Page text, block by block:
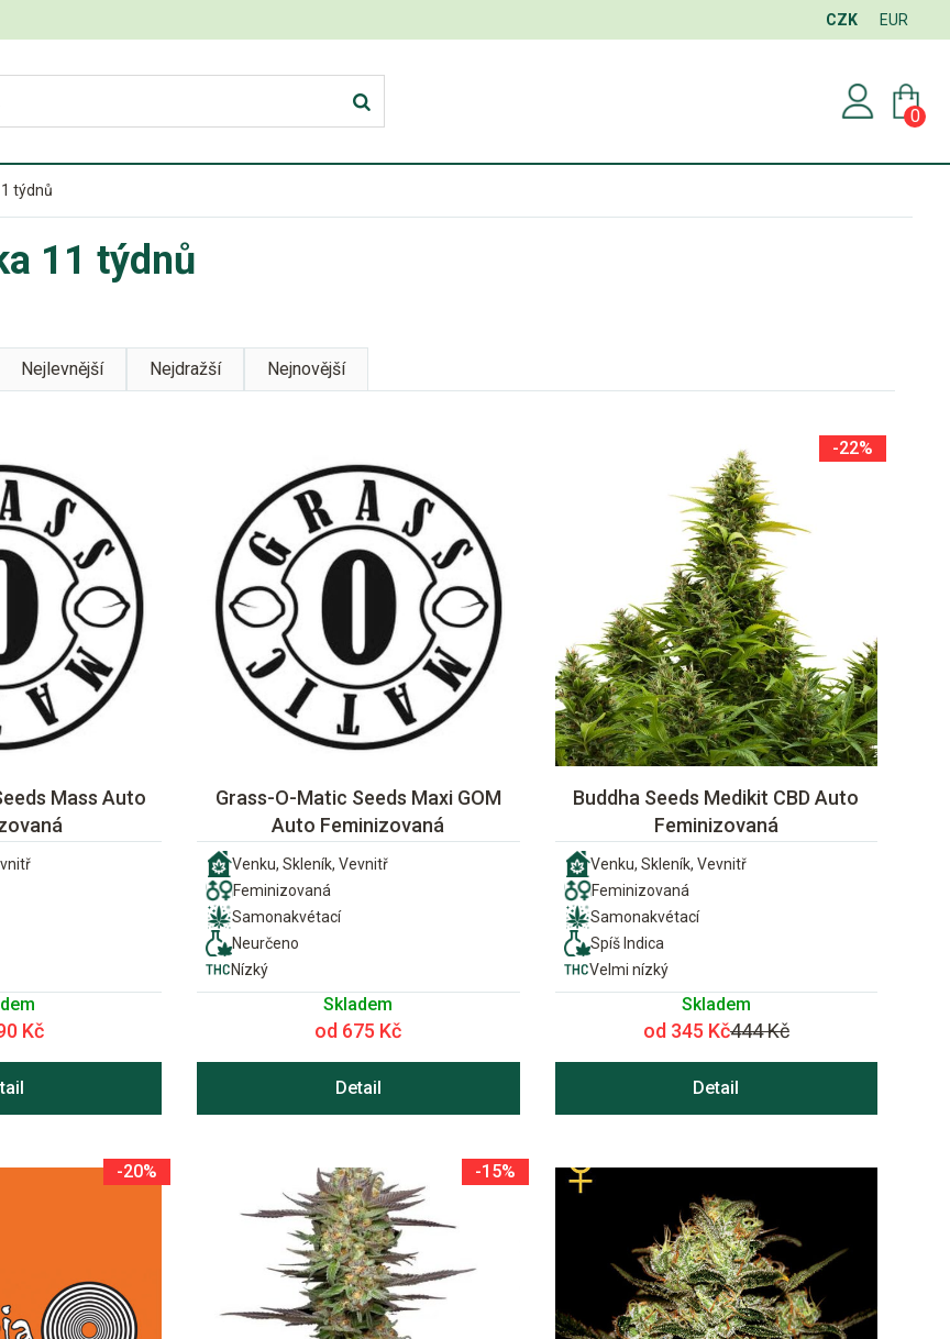
CZK EUR
0
týdnů
11 týdnů
Nejlevnější Nejdražší Nejnovější
Mass Auto
Kč
Grass-O-Matic Seeds Maxi GOM
Auto Feminizovaná
Venku, Skleník, Vevnitř
Feminizovaná
Samonakvétací
Neurčeno
Nízký
Skladem
od 675 Kč
Detail
-22%
Buddha Seeds Medikit CBD Auto
Feminizovaná
Venku, Skleník, Vevnitř
Feminizovaná
Samonakvétací
Spíš Indica
Velmi nízký
Skladem
od 345 Kč444 Kč
Detail
-20% -15%